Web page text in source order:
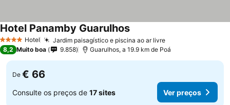
4 EstrelasHotel Jardim paisagístico e piscina ao ar livre
Hotel Panamby Guarulhos
8,2 Muito boa 9.858 Guarulhos, a 19.9 km de Poá
De € 66
Consulte os preços de 17 sites Ver preços